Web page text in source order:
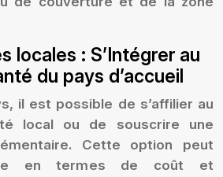
locales : S’Intégrer au
du pays d’accueil
il est possible de s’affilier au
local ou de souscrire une
Cette option peut
en termes de coût et